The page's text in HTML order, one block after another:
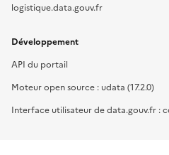
logistique.data.gouv.fr
Développement
API du portail
Moteur open source : udata (17.2.0)
Interface utilisateur de data.gouv.fr :